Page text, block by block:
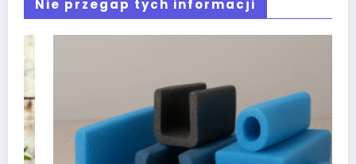
Nie przegap tych informacji